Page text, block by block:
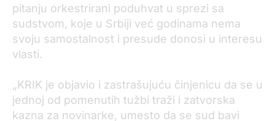
pitanju orkestrirani poduhvat u sprezi sa
sudstvom, koje u Srbiji već godinama nema
svoju samostalnost i presude donosi u interesu
vlasti.
„KRIK je objavio i zastrašujuću činjenicu da se u
jednoj od pomenutih tužbi traži i zatvorska
kazna za novinarke, umesto da se sud bavi